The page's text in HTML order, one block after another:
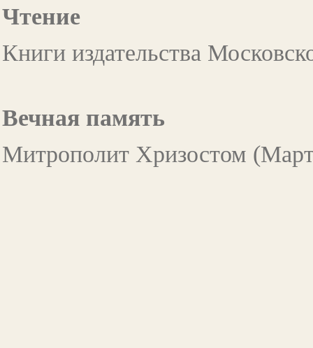
Чтение
Книги издательства
Вечная память
Митрополит Хризостом